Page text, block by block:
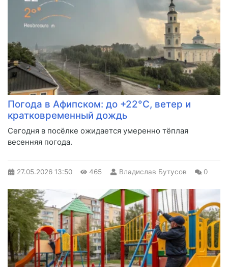
Погода в Афипском: до +22°C, ветер и
кратковременный дождь
Сегодня в посёлке ожидается умеренно тёплая
весенняя погода.
27.05.2026 13:50 465 Владислав Бутусов 0